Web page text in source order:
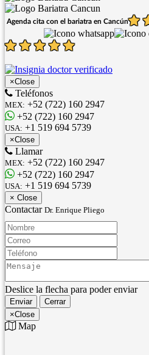
Agenda cita con el bariatra en Cancún
×Close
Teléfonos
MEX: +52 (722) 160 2947
+52 (722) 160 2947
USA: +1 519 694 5739
×Close
Llamar
MEX: +52 (722) 160 2947
+52 (722) 160 2947
USA: +1 519 694 5739
× Close
Contactar Dr. Enrique Pliego
Nombre:
Correo:
Teléfono:
Mensaje:
Deslice la flecha para poder enviar
Enviar
Cerrar
×Close
Map